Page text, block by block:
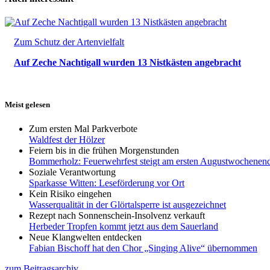
Zum Schutz der Artenvielfalt
Auf Zeche Nachtigall wurden 13 Nistkästen angebracht
Meist gelesen
Zum ersten Mal Parkverbote
Waldfest der Hölzer
Feiern bis in die frühen Morgenstunden
Bommerholz: Feuerwehrfest steigt am ersten
Soziale Verantwortung
Sparkasse Witten: Leseförderung vor Ort
Kein Risiko eingehen
Wasserqualität in der Glörtalsperre ist ausgezeichnet
Rezept nach Sonnenschein-Insolvenz verkauft
Herbeder Tropfen kommt jetzt aus dem Sauerland
Neue Klangwelten entdecken
Fabian Bischoff hat den Chor „Singing Alive“ übernommen